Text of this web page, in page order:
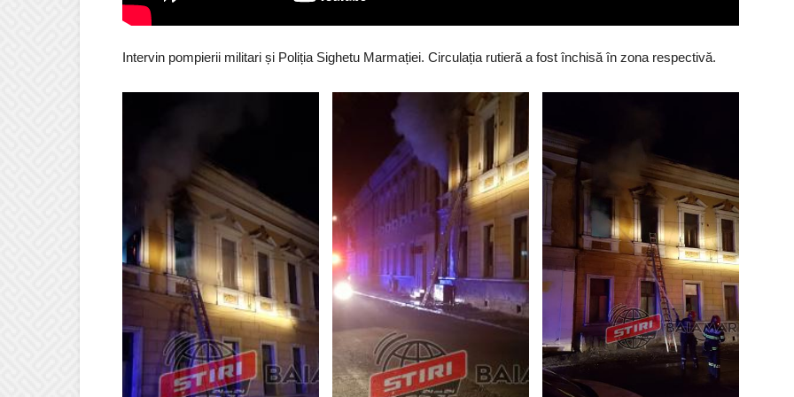
Intervin pompierii militari și Poliția Sighetu Marmației. Circulația rutieră a fost închisă în zona respectivă.